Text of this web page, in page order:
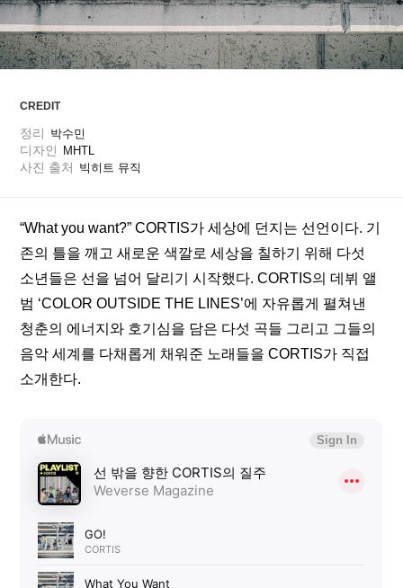
CREDIT
정리 박수민
디자인 MHTL
사진 출처 빅히트 뮤직
“What you want?” CORTIS가 세상에 던지는 선언이다. 기
존의 틀을 깨고 새로운 색깔로 세상을 칠하기 위해 다섯
소년들은 선을 넘어 달리기 시작했다. CORTIS의 데뷔 앨
범 ‘COLOR OUTSIDE THE LINES’에 자유롭게 펼쳐낸
청춘의 에너지와 호기심을 담은 다섯 곡들 그리고 그들의
음악 세계를 다채롭게 채워준 노래들을 CORTIS가 직접
소개한다.